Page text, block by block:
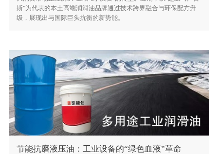
斯"为代表的本土高端润滑油品牌通过技术跨界融合与环保配方升
级，展现出与国际巨头抗衡的新势能。
节能抗磨液压油：工业设备的“绿色血液”革命